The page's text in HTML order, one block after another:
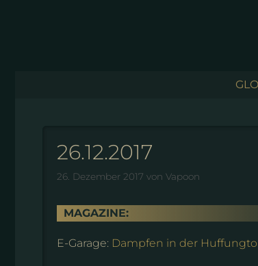
26.12.2017
26. Dezember 2017 von Vapoon
MAGAZINE:
E-Garage: Dampfen in der